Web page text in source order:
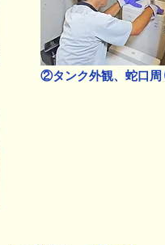
②タンク外観、蛇口周